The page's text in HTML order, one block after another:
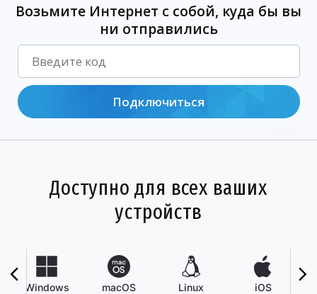
Возьмите Интернет с собой, куда бы вы
ни отправились
Подключиться
Доступно для всех ваших
устройств
Windows macOS Linux iOS